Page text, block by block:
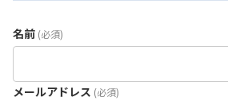
名前 (必須)
メールアドレス (必須)